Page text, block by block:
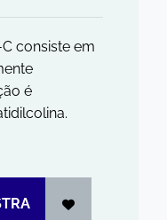
consiste em
é